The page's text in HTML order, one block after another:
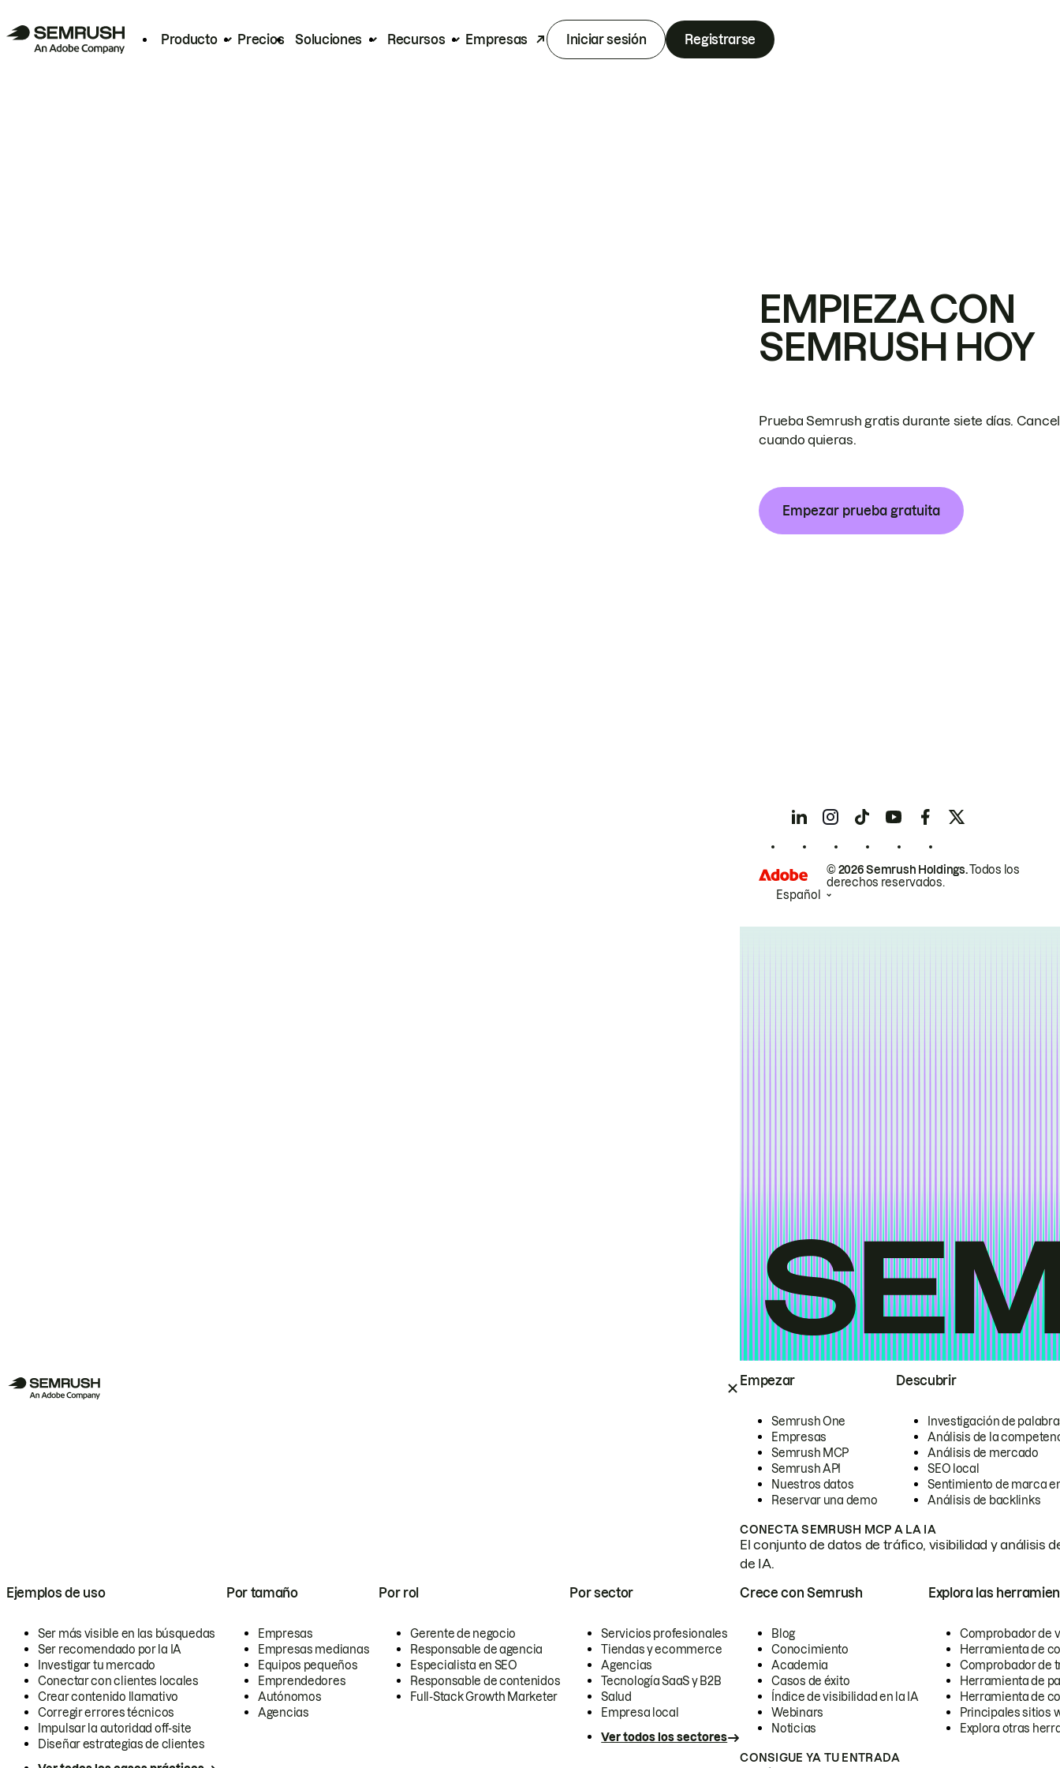
Producto Precios Soluciones Recursos Empresas Iniciar sesión Registrarse
Empezar
Semrush One
Empresas
Semrush MCP
Semrush API
Nuestros datos
Reservar una demo
Descubrir
Investigación de
Análisis de la
Análisis de mercado
SEO local
Sentimiento de marca
Análisis de backlinks
CONECTA SEMRUSH MCP A LA IA
El conjunto de datos de tráfico, visibilidad y análisis
de IA.
Ejemplos de uso
Ser más visible en las búsquedas
Ser recomendado por la IA
Investigar tu mercado
Conectar con clientes locales
Crear contenido llamativo
Corregir errores técnicos
Impulsar la autoridad off-site
Diseñar estrategias de clientes
Por tamaño
Empresas
Empresas medianas
Equipos pequeños
Emprendedores
Autónomos
Agencias
Por rol
Gerente de negocio
Responsable de agencia
Especialista en SEO
Responsable de contenidos
Full-Stack Growth Marketer
Por sector
Servicios profesionales
Tiendas y ecommerce
Agencias
Tecnología SaaS y B2B
Salud
Empresa local
Ver todos los sectores
Crece con Semrush
Blog
Conocimiento
Academia
Casos de éxito
Índice de visibilidad en la IA
Webinars
Noticias
Explora las
Comprobador de
Herramienta de
Comprobador de
Herramienta de
Herramienta de
Principales sitios
Explora otras
CONSIGUE YA TU ENTRADA
EMPIEZA CON
SEMRUSH HOY
Prueba Semrush gratis durante siete días.
cuando quieras.
Empezar prueba gratuita
© 2026 Semrush Holdings.Todos los
derechos reservados.
Español